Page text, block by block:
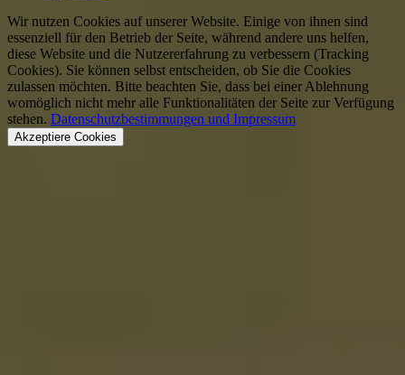
Wir nutzen Cookies auf unserer Website. Einige von ihnen sind
essenziell für den Betrieb der Seite, während andere uns helfen,
diese Website und die Nutzererfahrung zu verbessern (Tracking
Cookies). Sie können selbst entscheiden, ob Sie die Cookies
zulassen möchten. Bitte beachten Sie, dass bei einer Ablehnung
womöglich nicht mehr alle Funktionalitäten der Seite zur Verfügung
stehen. Datenschutzbestimmungen und Impressum
Akzeptiere Cookies